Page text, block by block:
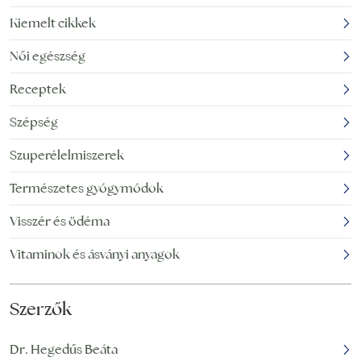
fucoxanthin felkeltette
Több tanulmány
kimutatta, hogy jelentős
potenciállal rendelkezik
például a például rák, az
elhízás,
vegyületek képesek
súlyos károkat
Kiemelt cikkek
Női egészség
Receptek
Szépség
Szuperélelmiszerek
Természetes gyógymódok
Visszér és ödéma
Vitaminok és ásványi anyagok
Szerzők
Dr. Hegedűs Beáta